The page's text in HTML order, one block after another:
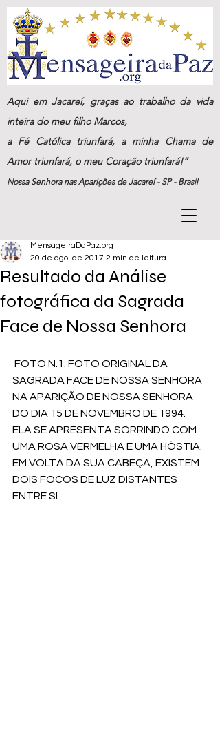
Aqui em Jacareí, graças ao trabalho da vida
inteira do meu filho Marcos,
a Fé Católica triunfará, a minha Chama de
Amor triunfará, o meu Coração triunfará!”
Nossa Senhora nas Aparições de Jacareí - SP - Brasil
Resultado da Análise
fotográfica da Sagrada
Face de Nossa Senhora
MensageiraDaPaz.org
20 de ago. de 2017 2 min de leitura
SAGRADA FACE DE NOSSA SENHORA
NA APARIÇÃO DE NOSSA SENHORA
DO DIA 15 DE NOVEMBRO DE 1994.
ELA SE APRESENTA SORRINDO COM
UMA ROSA VERMELHA E UMA HÓSTIA.
EM VOLTA DA SUA CABEÇA, EXISTEM
DOIS FOCOS DE LUZ DISTANTES
ENTRE SI.